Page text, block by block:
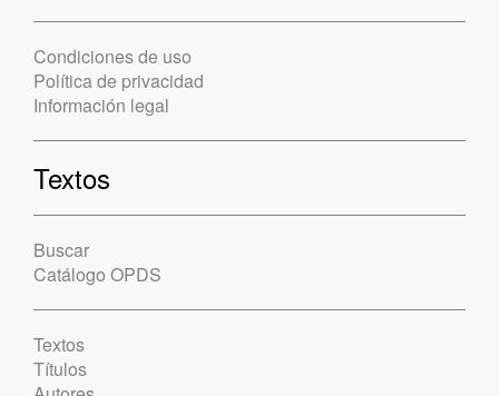
Condiciones de uso
Política de privacidad
Información legal
Textos
Buscar
Catálogo OPDS
Textos
Títulos